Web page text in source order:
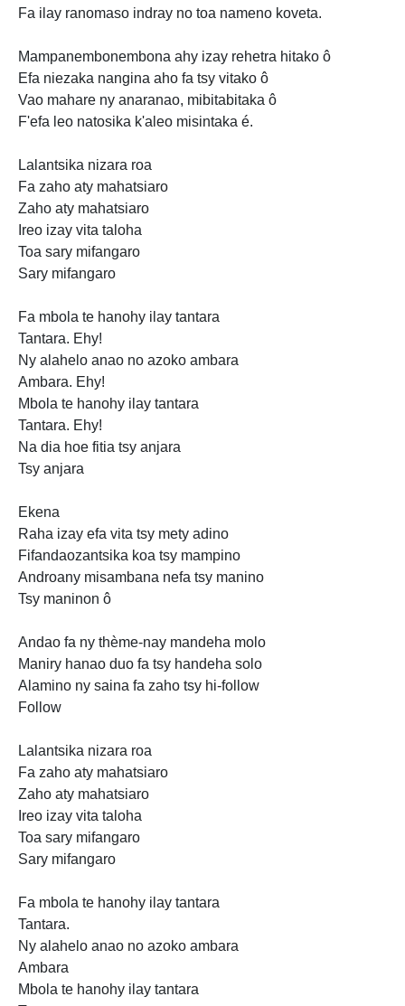
Fa ilay ranomaso indray no toa nameno koveta.
Mampanembonembona ahy izay rehetra hitako ô
Efa niezaka nangina aho fa tsy vitako ô
Vao mahare ny anaranao, mibitabitaka ô
F'efa leo natosika k'aleo misintaka é.
Lalantsika nizara roa
Fa zaho aty mahatsiaro
Zaho aty mahatsiaro
Ireo izay vita taloha
Toa sary mifangaro
Sary mifangaro
Fa mbola te hanohy ilay tantara
Tantara. Ehy!
Ny alahelo anao no azoko ambara
Ambara. Ehy!
Mbola te hanohy ilay tantara
Tantara. Ehy!
Na dia hoe fitia tsy anjara
Tsy anjara
Ekena
Raha izay efa vita tsy mety adino
Fifandaozantsika koa tsy mampino
Androany misambana nefa tsy manino
Tsy maninon ô
Andao fa ny thème-nay mandeha molo
Maniry hanao duo fa tsy handeha solo
Alamino ny saina fa zaho tsy hi-follow
Follow
Lalantsika nizara roa
Fa zaho aty mahatsiaro
Zaho aty mahatsiaro
Ireo izay vita taloha
Toa sary mifangaro
Sary mifangaro
Fa mbola te hanohy ilay tantara
Tantara.
Ny alahelo anao no azoko ambara
Ambara
Mbola te hanohy ilay tantara